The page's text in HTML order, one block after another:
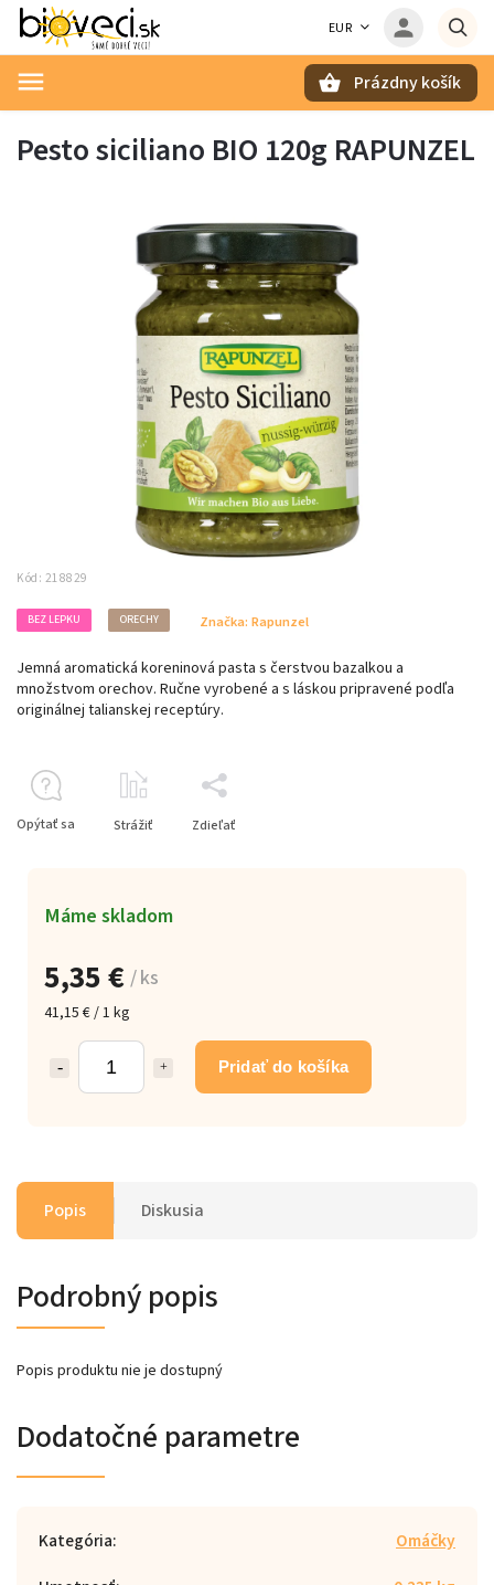
EUR
Prázdny košík
Pesto siciliano BIO 120g RAPUNZEL
Kód: 218829
BEZ LEPKU ORECHY Značka: Rapunzel
5,35 € / ks
41,15 € / 1 kg
Pridať do košíka
Máme skladom
Jemná aromatická koreninová pasta s čerstvou bazalkou a
množstvom orechov. Ručne vyrobené a s láskou pripravené podľa
originálnej talianskej receptúry.
Opýtať sa Strážiť Zdieľať
Popis Diskusia
Podrobný popis
Popis produktu nie je dostupný
Dodatočné parametre
Kategória:
Omáčky